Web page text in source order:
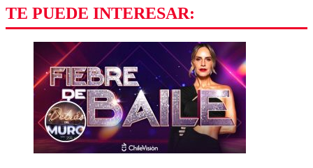
TE PUEDE INTERESAR: